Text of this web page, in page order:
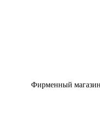
Фирменный магазин